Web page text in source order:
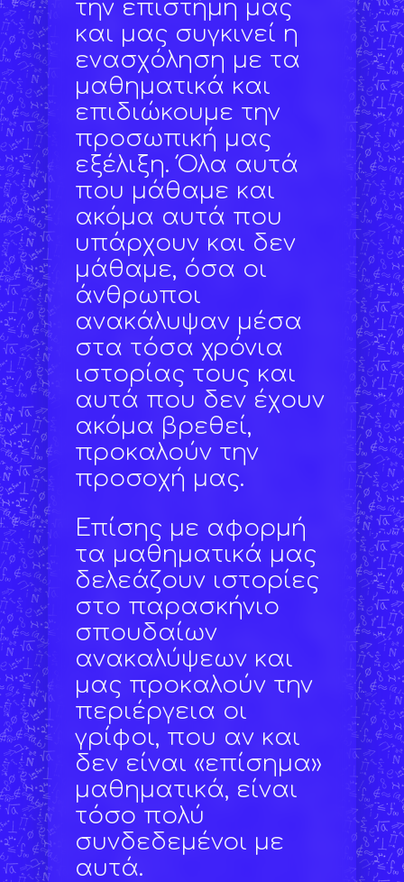
την επιστήμη μας
και μας συγκινεί η
ενασχόληση με τα
μαθηματικά και
επιδιώκουμε την
προσωπική μας
εξέλιξη. Όλα αυτά
που μάθαμε και
ακόμα αυτά που
υπάρχουν και δεν
μάθαμε, όσα οι
άνθρωποι
ανακάλυψαν μέσα
στα τόσα χρόνια
ιστορίας τους και
αυτά που δεν έχουν
ακόμα βρεθεί,
προκαλούν την
προσοχή μας.
Επίσης με αφορμή
τα μαθηματικά μας
δελεάζουν ιστορίες
στο παρασκήνιο
σπουδαίων
ανακαλύψεων και
μας προκαλούν την
περιέργεια οι
γρίφοι, που αν και
δεν είναι «επίσημα»
μαθηματικά, είναι
τόσο πολύ
συνδεδεμένοι με
αυτά.